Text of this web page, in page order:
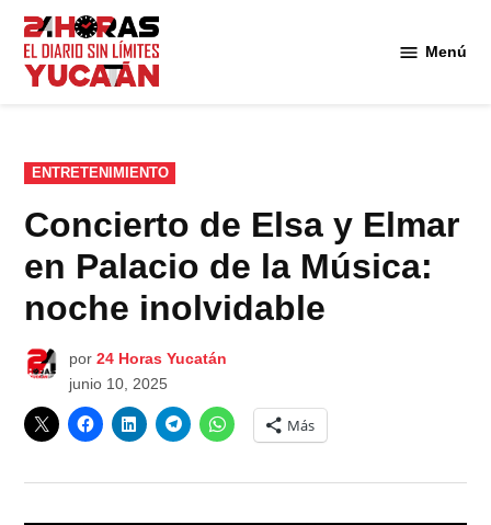
Saltar
contenido
Menú
PUBLICADO
EN
ENTRETENIMIENTO
Concierto de Elsa y Elmar
en Palacio de la Música:
noche inolvidable
por 24 Horas Yucatán
junio 10, 2025
Más